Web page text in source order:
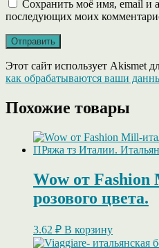
Сохранить моё имя, email и
последующих моих
Этот сайт использует Akismet
как обрабатываются ваши
Похожие товары
Wow от
розового цвета.
3.62 ₽ В корзину